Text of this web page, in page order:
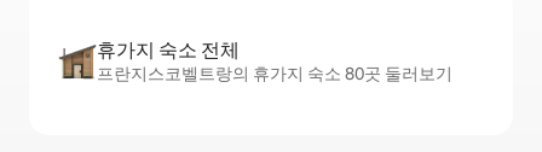
휴가지 숙소 전체
프란지스코벨트랑의 휴가지 숙소 80곳 둘러보기